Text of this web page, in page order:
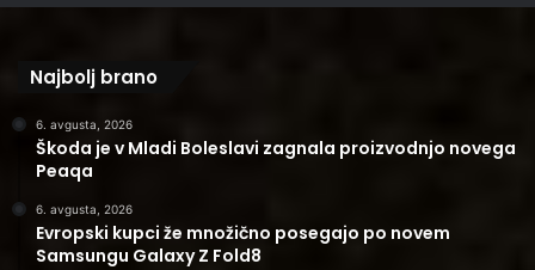
Najbolj brano
6. avgusta, 2026
Škoda je v Mladi Boleslavi zagnala proizvodnjo novega
Peaqa
6. avgusta, 2026
Evropski kupci že množično posegajo po novem
Samsungu Galaxy Z Fold8